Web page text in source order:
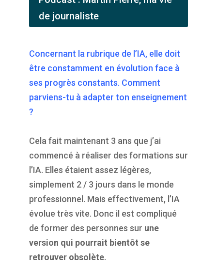
de journaliste
Concernant la rubrique de l’IA, elle doit
être constamment en évolution face à
ses progrès constants. Comment
parviens-tu à adapter ton enseignement
?
Cela fait maintenant 3 ans que j’ai
commencé à réaliser des formations sur
l’IA. Elles étaient assez légères,
simplement 2 / 3 jours dans le monde
professionnel. Mais effectivement, l’IA
évolue très vite. Donc il est compliqué
de former des personnes sur une
version qui pourrait bientôt se
retrouver obsolète.